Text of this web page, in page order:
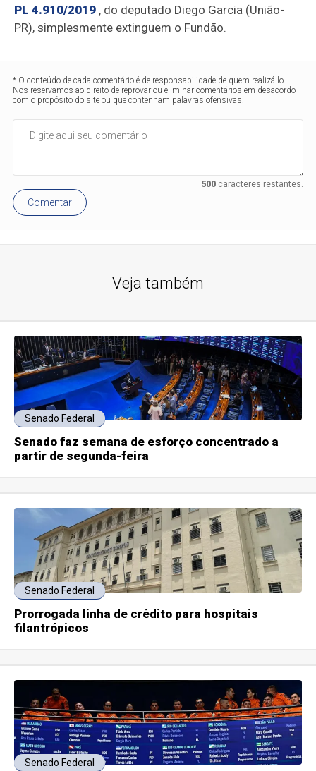
PL 4.910/2019 , do deputado Diego Garcia (União-
PR), simplesmente extinguem o Fundão.
* O conteúdo de cada comentário é de responsabilidade de quem realizá-lo.
Nos reservamos ao direito de reprovar ou eliminar comentários em desacordo
com o propósito do site ou que contenham palavras ofensivas.
500caracteres restantes.
Comentar
Veja também
Senado Federal
Senado faz semana de esforço concentrado a
partir de segunda-feira
Senado Federal
Prorrogada linha de crédito para hospitais
filantrópicos
Senado Federal